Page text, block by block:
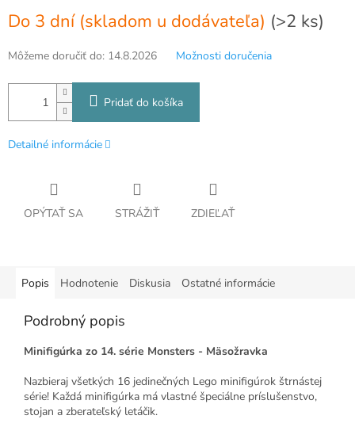
cena:
Do 3 dní (skladom u dodávateľa) (>2 ks)
Môžeme doručiť do: 14.8.2026 Možnosti doručenia
Pridať do košíka
Detailné informácie
OPÝTAŤ SA STRÁŽIŤ ZDIEĽAŤ
Popis Hodnotenie Diskusia Ostatné informácie
Podrobný popis
Minifigúrka zo 14. série Monsters - Mäsožravka
Nazbieraj všetkých 16 jedinečných Lego minifigúrok štrnástej
série! Každá minifigúrka má vlastné špeciálne príslušenstvo,
stojan a zberateľský letáčik.